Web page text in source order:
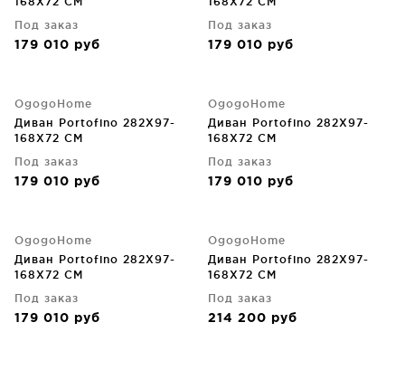
Под заказ
179 010 руб
Под заказ
179 010 руб
OgogoHome
Диван Portofino 282X97-
168X72 CM
Под заказ
179 010 руб
OgogoHome
Диван Portofino 282X97-
168X72 CM
Под заказ
179 010 руб
OgogoHome
Диван Portofino 282X97-
168X72 CM
Под заказ
179 010 руб
OgogoHome
Диван Portofino 282X97-
168X72 CM
Под заказ
214 200 руб